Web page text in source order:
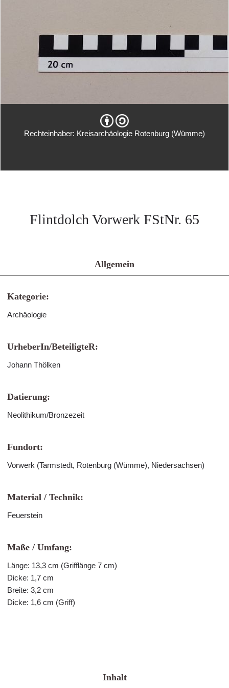
Rechteinhaber: Kreisarchäologie Rotenburg (Wümme)
Flintdolch Vorwerk FStNr. 65
Allgemein
Kategorie:
Archäologie
UrheberIn/BeteiligteR:
Johann Thölken
Datierung:
Neolithikum/Bronzezeit
Fundort:
Vorwerk (Tarmstedt, Rotenburg (Wümme), Niedersachsen)
Material / Technik:
Feuerstein
Maße / Umfang:
Länge: 13,3 cm (Grifflänge 7 cm)
Dicke: 1,7 cm
Breite: 3,2 cm
Dicke: 1,6 cm (Griff)
Inhalt